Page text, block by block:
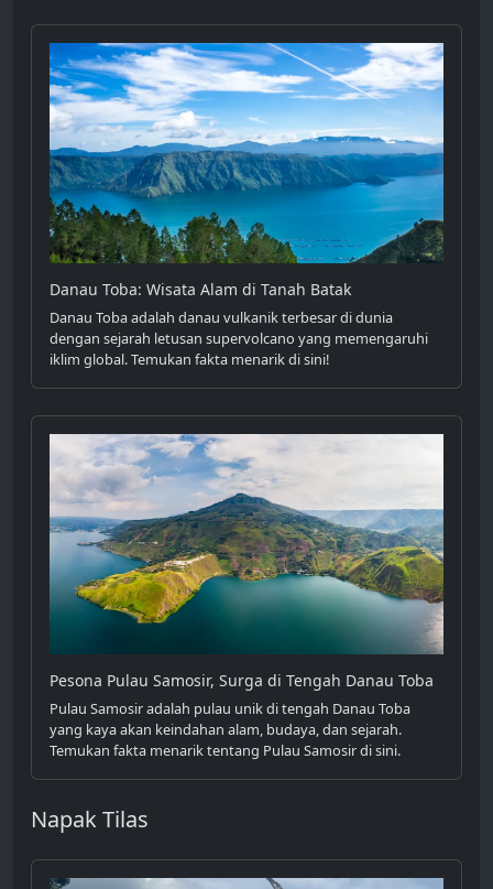
Danau Toba: Wisata Alam di Tanah Batak
Danau Toba adalah danau vulkanik terbesar di dunia
dengan sejarah letusan supervolcano yang memengaruhi
iklim global. Temukan fakta menarik di sini!
Pesona Pulau Samosir, Surga di Tengah Danau Toba
Pulau Samosir adalah pulau unik di tengah Danau Toba
yang kaya akan keindahan alam, budaya, dan sejarah.
Temukan fakta menarik tentang Pulau Samosir di sini.
Napak Tilas